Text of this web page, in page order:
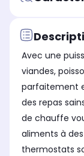
Electrique
-
Température
cuisson
-
Rapidité de montée
température
-
Nombre de plaques
Avec une
viandes,
parfaitement
des repas
de chauffe
aliments à
thermostats